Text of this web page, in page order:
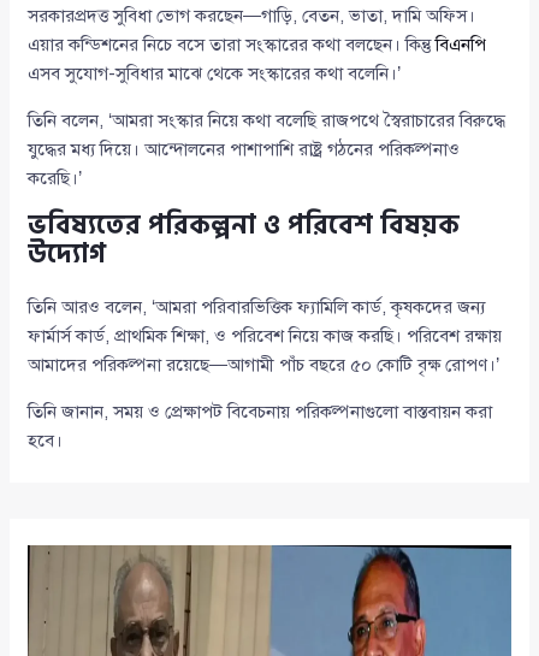
সরকারপ্রদত্ত সুবিধা ভোগ করছেন—গাড়ি, বেতন, ভাতা, দামি অফিস।
এয়ার কন্ডিশনের নিচে বসে তারা সংস্কারের কথা বলছেন। কিন্তুবিএনপি
এসব সুযোগ-সুবিধার মাঝে থেকে সংস্কারের কথা বলেনি।’
তিনি বলেন, ‘আমরা সংস্কার নিয়ে কথা বলেছি রাজপথে স্বৈরাচারের বিরুদ্ধে
যুদ্ধের মধ্য দিয়ে। আন্দোলনের পাশাপাশি রাষ্ট্র গঠনের পরিকল্পনাও
করেছি।’
ভবিষ্যতের পরিকল্পনা ও পরিবেশ বিষয়ক
উদ্যোগ
তিনি আরও বলেন, ‘আমরা পরিবারভিত্তিক ফ্যামিলি কার্ড, কৃষকদের জন্য
ফার্মার্স কার্ড, প্রাথমিক শিক্ষা, ও পরিবেশ নিয়ে কাজ করছি। পরিবেশ রক্ষায়
আমাদের পরিকল্পনা রয়েছে—আগামী পাঁচ বছরে ৫০ কোটি বৃক্ষ রোপণ।’
তিনি জানান, সময় ও প্রেক্ষাপট বিবেচনায় পরিকল্পনাগুলো বাস্তবায়ন করা
হবে।